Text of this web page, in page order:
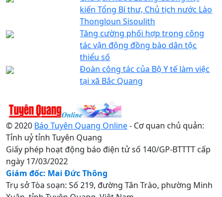
kiến Tổng Bí thư, Chủ tịch nước Lào
Thongloun Sisoulith
Tăng cường phối hợp trong công
tác vận động đồng bào dân tộc
thiểu số
Đoàn công tác của Bộ Y tế làm việc
tại xã Bắc Quang
© 2020 Báo Tuyên Quang Online- Cơ quan chủ quản:
Tỉnh uỷ tỉnh Tuyên Quang
Giấy phép hoạt động báo điện tử số 140/GP-BTTTT cấp
ngày 17/03/2022
Giám đốc: Mai Đức Thông
Trụ sở Tòa soạn: Số 219, đường Tân Trào, phường Minh